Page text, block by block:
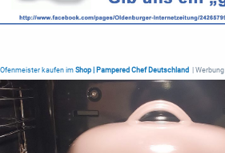
Ofenmeister kaufen im Shop | Pampered Chef Deutschland | Werbung